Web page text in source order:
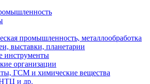
промышленность, металлообработка
выставки, планетарии
инструменты
организации
ГСМ и химические вещества
и др.